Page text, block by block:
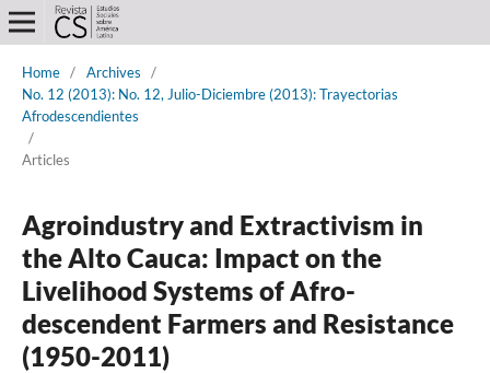
Home / Archives
/
No. 12 (2013): No. 12, Julio-Diciembre (2013): Trayectorias
Afrodescendientes
/
Articles
Agroindustry and Extractivism in
the Alto Cauca: Impact on the
Livelihood Systems of Afro-
descendent Farmers and Resistance
(1950-2011)